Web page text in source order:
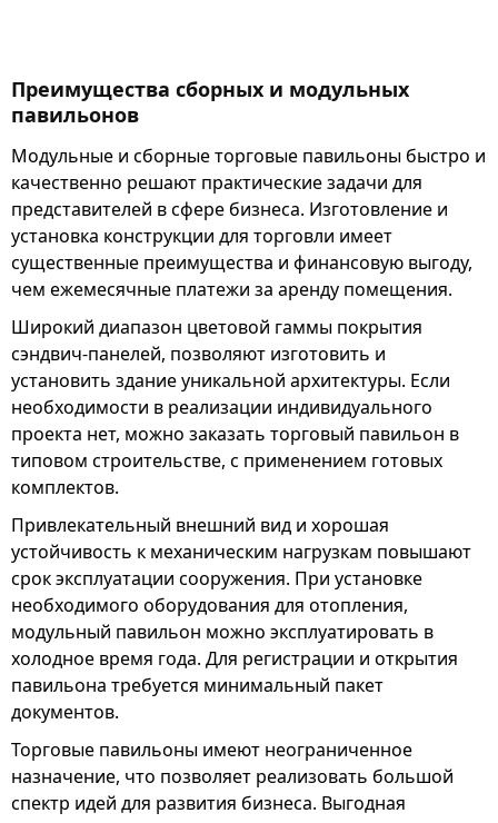
Преимущества сборных и модульных
павильонов
Модульные и сборные торговые павильоны быстро и
качественно решают практические задачи для
представителей в сфере бизнеса. Изготовление и
установка конструкции для торговли имеет
существенные преимущества и финансовую выгоду,
чем ежемесячные платежи за аренду помещения.
Широкий диапазон цветовой гаммы покрытия
сэндвич-панелей, позволяют изготовить и
установить здание уникальной архитектуры. Если
необходимости в реализации индивидуального
проекта нет, можно заказать торговый павильон в
типовом строительстве, с применением готовых
комплектов.
Привлекательный внешний вид и хорошая
устойчивость к механическим нагрузкам повышают
срок эксплуатации сооружения. При установке
необходимого оборудования для отопления,
модульный павильон можно эксплуатировать в
холодное время года. Для регистрации и открытия
павильона требуется минимальный пакет
документов.
Торговые павильоны имеют неограниченное
назначение, что позволяет реализовать большой
спектр идей для развития бизнеса. Выгодная